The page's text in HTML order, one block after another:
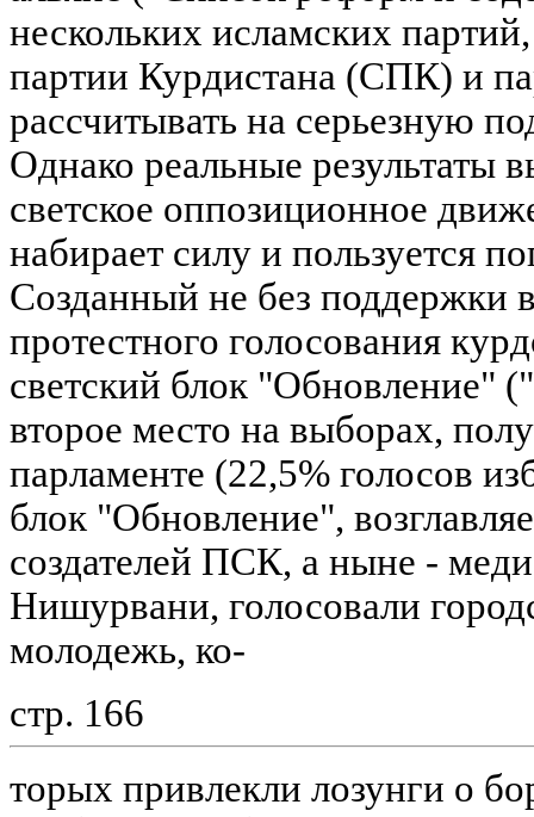
нескольких исламских
партии Курдистана (СПК) и
рассчитывать на серьезную
Однако реальные результаты
светское оппозиционное
набирает силу и пользуется
Созданный не без поддержки
протестного голосования
светский блок "Обновление"
второе место на выборах,
парламенте (22,5% голосов
блок "Обновление",
создателей ПСК, а ныне -
Нишурвани, голосовали
молодежь, ко-
стр. 166
торых привлекли лозунги о